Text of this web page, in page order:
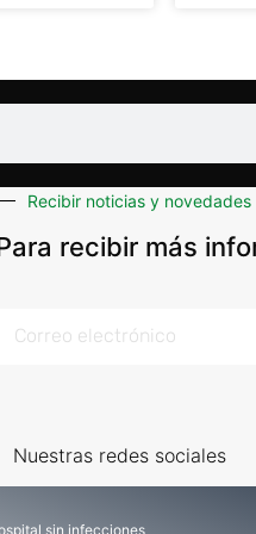
Recibir noticias y novedades
recibir más
Nuestras redes sociales
sin infecciones